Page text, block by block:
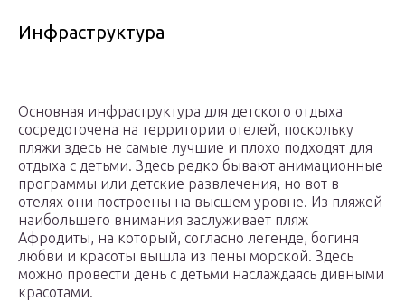
Инфраструктура
Основная инфраструктура для детского отдыха
сосредоточена на территории отелей, поскольку
пляжи здесь не самые лучшие и плохо подходят для
отдыха с детьми. Здесь редко бывают анимационные
программы или детские развлечения, но вот в
отелях они построены на высшем уровне. Из пляжей
наибольшего внимания заслуживает пляж
Афродиты, на который, согласно легенде, богиня
любви и красоты вышла из пены морской. Здесь
можно провести день с детьми наслаждаясь дивными
красотами.